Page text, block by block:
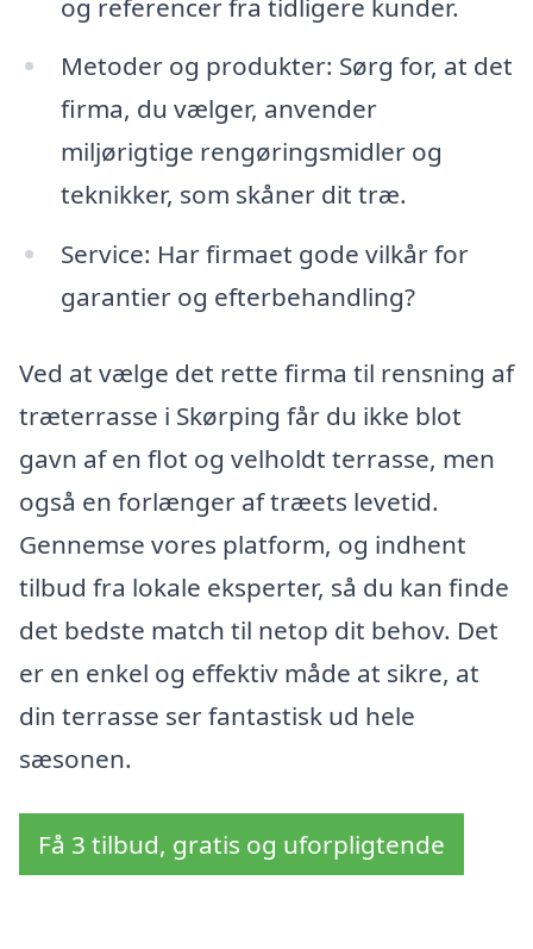
Metoder og produkter: Sørg for, at det
firma, du vælger, anvender
miljørigtige rengøringsmidler og
teknikker, som skåner dit træ.
Service: Har firmaet gode vilkår for
garantier og efterbehandling?
Ved at vælge det rette firma til rensning af
træterrasse i Skørping får du ikke blot
gavn af en flot og velholdt terrasse, men
også en forlænger af træets levetid.
Gennemse vores platform, og indhent
tilbud fra lokale eksperter, så du kan finde
det bedste match til netop dit behov. Det
er en enkel og effektiv måde at sikre, at
din terrasse ser fantastisk ud hele
sæsonen.
Få 3 tilbud, gratis og uforpligtende